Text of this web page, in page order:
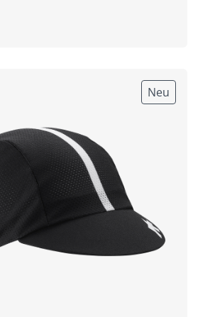
Neu